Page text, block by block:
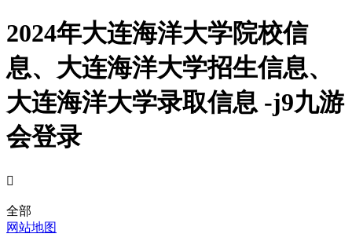
2024年大连海洋大学院校信
息、大连海洋大学招生信息、
大连海洋大学录取信息 -j9九游
会登录

全部
网站地图